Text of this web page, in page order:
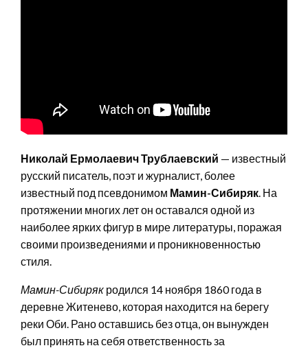
Николай Ермолаевич Трублаевский — известный
русский писатель, поэт и журналист, более
известный под псевдонимом Мамин-Сибиряк. На
протяжении многих лет он оставался одной из
наиболее ярких фигур в мире литературы, поражая
своими произведениями и проникновенностью
стиля.
Мамин-Сибиряк родился 14 ноября 1860 года в
деревне Житенево, которая находится на берегу
реки Оби. Рано оставшись без отца, он вынужден
был принять на себя ответственность за